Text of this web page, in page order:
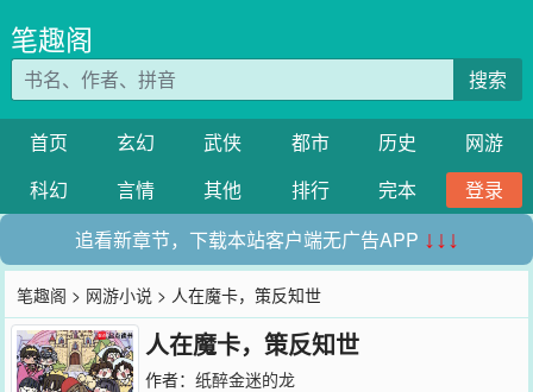
笔趣阁
搜索
首页 玄幻 武侠 都市 历史
网游
科幻
言情 其他 排行 完本
登录
追看新章节，下载本站客户端无广告APP ↓↓↓
笔趣阁 > 网游小说 > 人在魔卡，策反知世
人在魔卡，策反知世
作者： 纸醉金迷的龙